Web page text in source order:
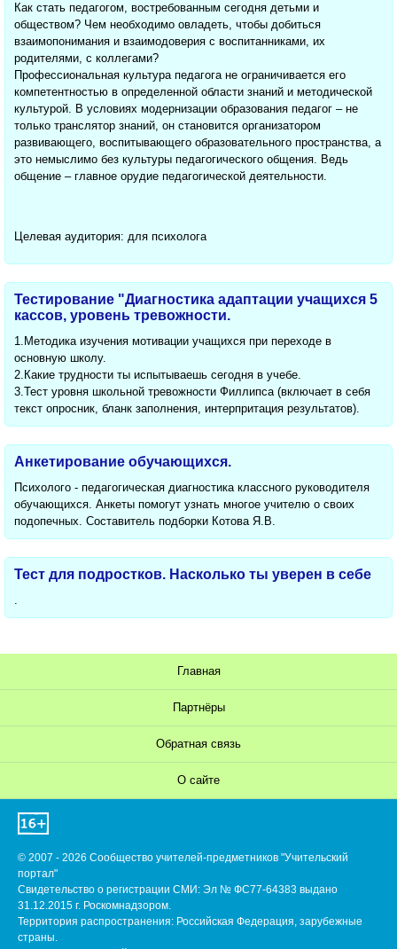
Как стать педагогом, востребованным сегодня детьми и
обществом? Чем необходимо овладеть, чтобы добиться
взаимопонимания и взаимодоверия с воспитанниками, их
родителями, с коллегами?
Профессиональная культура педагога не ограничивается его
компетентностью в определенной области знаний и методической
культурой. В условиях модернизации образования педагог – не
только транслятор знаний, он становится организатором
развивающего, воспитывающего образовательного пространства, а
это немыслимо без культуры педагогического общения. Ведь
общение – главное орудие педагогической деятельности.
Целевая аудитория: для психолога
Тестирование "Диагностика адаптации учащихся 5
кассов, уровень тревожности.
1.Методика изучения мотивации учащихся при переходе в
основную школу.
2.Какие трудности ты испытываешь сегодня в учебе.
3.Тест уровня школьной тревожности Филлипса (включает в себя
текст опросник, бланк заполнения, интерпритация результатов).
Анкетирование обучающихся.
Психолого - педагогическая диагностика классного руководителя
обучающихся. Анкеты помогут узнать многое учителю о своих
подопечных. Составитель подборки Котова Я.В.
Тест для подростков. Насколько ты уверен в себе
.
Главная
Партнёры
Обратная связь
О сайте
© 2007 - 2026 Сообщество учителей-предметников "Учительский
портал"
Свидетельство о регистрации СМИ: Эл № ФС77-64383 выдано
31.12.2015 г. Роскомнадзором.
Территория распространения: Российская Федерация, зарубежные
страны.